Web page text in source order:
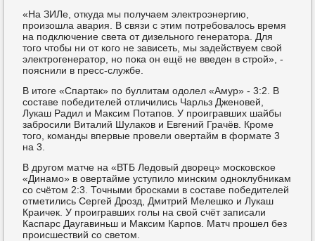
«На ЗИЛе, откуда мы получаем электроэнергию,
произошла авария. В связи с этим потребовалось время
на подключение света от дизельного генератора. Для
того чтобы ни от кого не зависеть, мы задействуем свой
электрогенератор, но пока он ещё не введен в строй», -
пояснили в пресс-службе.
В итоге «Спартак» по буллитам одолел «Амур» - 3:2. В
составе победителей отличились Чарльз Дженовей,
Лукаш Радил и Максим Потапов. У проигравших шайбы
забросили Виталий Шулаков и Евгений Грачёв. Кроме
того, команды впервые провели овертайм в формате 3
на 3.
В другом матче на «ВТБ Ледовый дворец» московское
«Динамо» в овертайме уступило минским одноклубникам
со счётом 2:3. Точными бросками в составе победителей
отметились Сергей Дрозд, Дмитрий Мелешко и Лукаш
Краичек. У проигравших голы на свой счёт записали
Каспарс Даугавиньш и Максим Карпов. Матч прошел без
происшествий со светом.